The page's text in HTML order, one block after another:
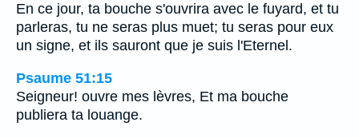
En ce jour, ta bouche s'ouvrira avec le fuyard, et tu
parleras, tu ne seras plus muet; tu seras pour eux
un signe, et ils sauront que je suis l'Eternel.
Psaume 51:15
Seigneur! ouvre mes lèvres, Et ma bouche
publiera ta louange.